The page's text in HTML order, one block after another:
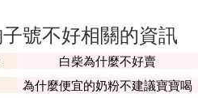
號不好相關的資訊
白柴為什麼不好賣
為什麼便宜的奶粉不建議寶寶喝